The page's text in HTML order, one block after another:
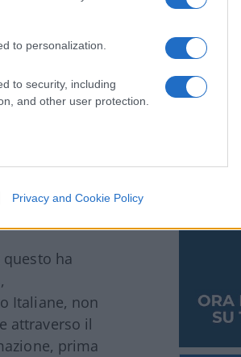
to personalization.
to security, including
and other user protection.
Privacy and Cookie Policy
ha
Italiane, non
attraverso il
prima